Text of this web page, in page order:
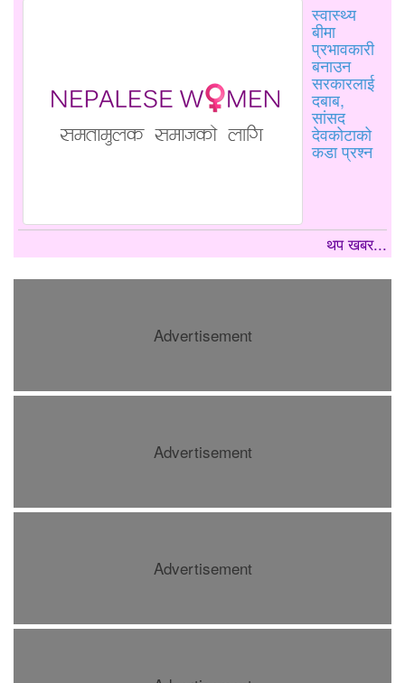
स्वास्थ्य
बीमा
प्रभावकारी
बनाउन
सरकारलाई
दबाब,
सांसद
देवकोटाको
कडा प्रश्न
थप खबर...
Advertisement
Advertisement
Advertisement